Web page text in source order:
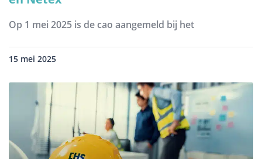
Op 1 mei 2025 is de cao aangemeld bij het
15 mei 2025